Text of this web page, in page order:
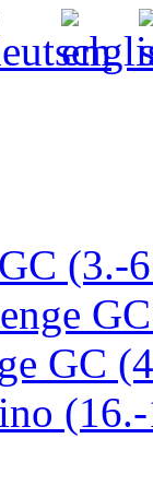
(3.-
GC